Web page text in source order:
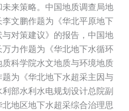
来策略。中国地质调查局地
文鹏作题为《华北平原地下
对策建议》的报告，中国地
力作题为《华北地下水循环
科学院水文地质与环境地质
为《华北地下水超采主因与
部水利水电规划设计总院副
地区地下水超采综合治理思